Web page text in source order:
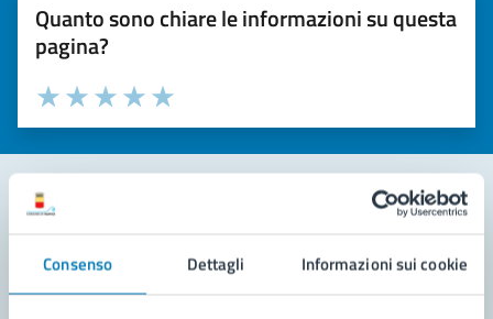
Consenso Dettagli Informazioni sui cookie
Quanto sono chiare le informazioni su questa
pagina?
Valuta la chiarezza delle informazioni (da 1 a 5 stelle)
Seleziona il numero di stelle per valutare la chiarezza delle
Valuta 5 stelle su 5
Valuta 4 stelle su 5
Valuta 3 stelle su 5
Valuta 2 stelle su 5
Valuta 1 stelle su 5
Leggi le domande frequenti